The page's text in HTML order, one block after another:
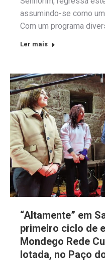
assumindo-se como
Com um programa
Ler mais
“Altamente” em
primeiro ciclo de
Mondego Rede
lotada, no Paço